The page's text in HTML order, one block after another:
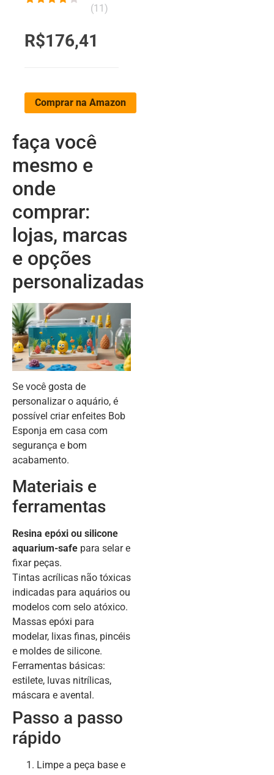
(11)
R$176,41
Comprar na Amazon
faça você
mesmo e
onde
comprar:
lojas, marcas
e opções
personalizadas
Se você gosta de
personalizar o aquário, é
possível criar enfeites Bob
Esponja em casa com
segurança e bom
acabamento.
Materiais e
ferramentas
Resina epóxi ou silicone
aquarium-safe para selar e
fixar peças.
Tintas acrílicas não tóxicas
indicadas para aquários ou
modelos com selo atóxico.
Massas epóxi para
modelar, lixas finas, pincéis
e moldes de silicone.
Ferramentas básicas:
estilete, luvas nitrílicas,
máscara e avental.
Passo a passo
rápido
Limpe a peça base e